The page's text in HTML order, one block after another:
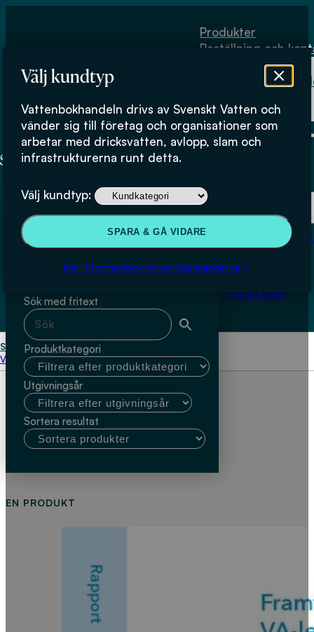
Välj kundtyp
Vattenbokhandeln drivs av Svenskt Vatten och
vänder sig till företag och organisationer som
arbetar med dricksvatten, avlopp, slam och
infrastrukturerna runt detta.
Välj kundtyp:
SPARA & GÅ VIDARE
Mer information om kundkategorierna
Produkter
Beställning och
Fysiskt lager
Beställning och kontakt
Om
Köpvillkor
Fysiskt lager
Start Annika Malm RISE Urban Water Management
Välj kundtyp
Annika Malm RISE Urban Water
Management
Sök & filtrera
Sök med fritext
Produktkategori
Utgivningsår
Sortera resultat
EN PRODUKT